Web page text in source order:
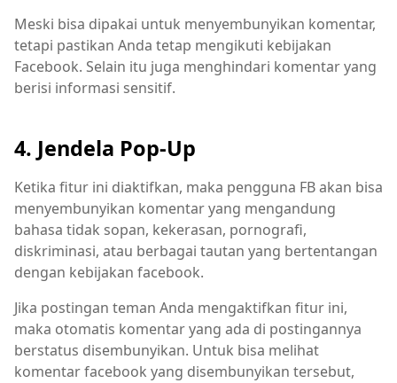
Meski bisa dipakai untuk menyembunyikan komentar,
tetapi pastikan Anda tetap mengikuti kebijakan
Facebook. Selain itu juga menghindari komentar yang
berisi informasi sensitif.
4. Jendela Pop-Up
Ketika fitur ini diaktifkan, maka pengguna FB akan bisa
menyembunyikan komentar yang mengandung
bahasa tidak sopan, kekerasan, pornografi,
diskriminasi, atau berbagai tautan yang bertentangan
dengan kebijakan facebook.
Jika postingan teman Anda mengaktifkan fitur ini,
maka otomatis komentar yang ada di postingannya
berstatus disembunyikan. Untuk bisa melihat
komentar facebook yang disembunyikan tersebut,